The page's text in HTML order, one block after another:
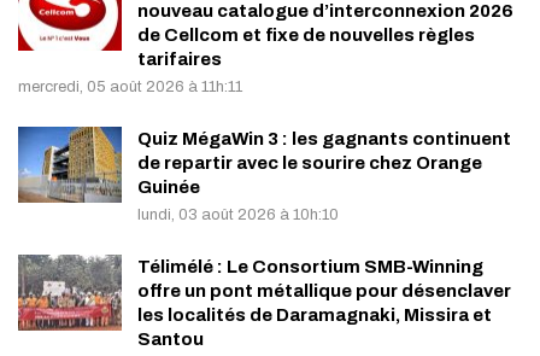
nouveau catalogue d’interconnexion 2026
de Cellcom et fixe de nouvelles règles
tarifaires
mercredi, 05 août 2026 à 11h:11
Quiz MégaWin 3 : les gagnants continuent
de repartir avec le sourire chez Orange
Guinée
lundi, 03 août 2026 à 10h:10
Télimélé : Le Consortium SMB-Winning
offre un pont métallique pour désenclaver
les localités de Daramagnaki, Missira et
Santou